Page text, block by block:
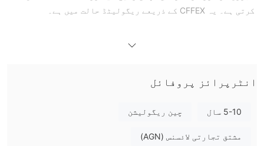
کرتی ہے۔ یہ CFFEX کے ذریعے ریگولیٹڈ حالت میں ہے۔
ہے
میں GUOSEN Futures پر کیا ٹریڈ کر سکتا ہوں؟
زرعی مصنوعات، بنیادی دھاتیں، اور توانائی کی
انٹرپرائز پروفائل
5-10 سال چین ریگولیشن
مشتق تجارتی لائسنس (AGN)